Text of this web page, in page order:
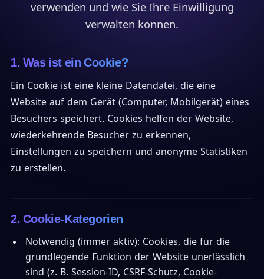
verwenden und wie Sie Ihre Einwilligung
verwalten können.
1. Was ist ein Cookie?
Ein Cookie ist eine kleine Datendatei, die eine
Website auf dem Gerät (Computer, Mobilgerät) eines
Besuchers speichert. Cookies helfen der Website,
wiederkehrende Besucher zu erkennen,
Einstellungen zu speichern und anonyme Statistiken
zu erstellen.
2. Cookie-Kategorien
Notwendig (immer aktiv): Cookies, die für die
grundlegende Funktion der Website unerlässlich
sind (z. B. Session-ID, CSRF-Schutz, Cookie-